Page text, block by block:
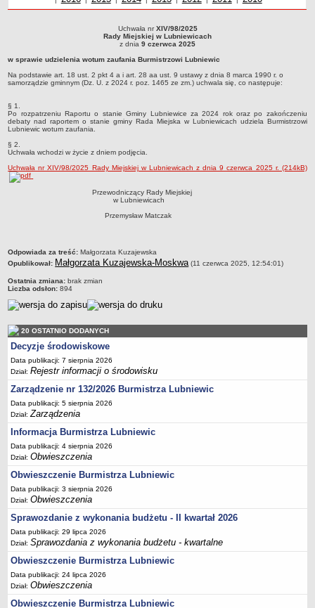
Współpraca zagraniczna
Aktualności
KOMUNIKATY
Drogi
Energia elektryczna
Meteorologiczne
Wodociągi - ocena jakości wody
URZĄD MIEJSKI
Dane adresowe
Burmistrz Lubniewic
Zastępca Burmistrza Lubniewic
Skarbnik Gminy
Informacja turystyczna
Regulamin i schemat organizacyjny
Przewodnik po urzędzie
Kodeks etyczny
Oświadczenia majątkowe
Raporty
RADA MIEJSKA
Dyżury Przewodniczącego Rady Miejskiej
Transmisja z obrad sesji
Zadania i uprawnienia
Skład Rady Miejskiej
Plan pracy Rady Miejskiej
Terminy posiedzeń Rady
Głosowania
Uchwała nr XIV/98/2025Rady Miejskiej w Lubniewicachz dnia 9 czerwca 2025w
sprawie udzielenia wotum zaufania Burmistrzowi LubniewicNa podstawie art. 18
gminnym (Dz. U. z 2024 r. poz. 1465 ze zm.) uchwala się, co następuje:
Uchwała nrXIV/98/2025
Rady Miejskiej w Lubniewicach
z dnia 9 czerwca 2025
w sprawie udzielenia wotum zaufania Burmistrzowi Lubniewic
Na podstawie art. 18 ust. 2 pkt 4 a i art. 28 aa ust. 9 ustawy z dnia 8 marca 1990 r. o
samorządzie gminnym (Dz. U. z 2024 r. poz. 1465 ze zm.) uchwala się, co następuje:
§ 1.
Po rozpatrzeniu Raportu o stanie Gminy Lubniewice za 2024 rok oraz po zakończeniu
debaty nad raportem o stanie gminy Rada Miejska w Lubniewicach udziela Burmistrzowi
Lubniewic wotum zaufania.
§ 2.
Uchwała wchodzi w życie z dniem podjęcia.
Uchwała nr XIV/98/2025 Rady Miejskiej w Lubniewicach z dnia 9 czerwca 2025 r. (214kB)
Przewodniczący Rady Miejskiej
w Lubniewicach
Przemysław Matczak
metryczka
Odpowiada za treść: Małgorzata Kuzajewska
Opublikował: Małgorzata Kuzajewska-Moskwa (11 czerwca 2025, 12:54:01)
Ostatnia zmiana: brak zmian
Liczba odsłon: 894
20 OSTATNIO DODANYCH
Decyzje środowiskowe
Data publikacji: 7 sierpnia 2026
Dział:Rejestr informacji o środowisku
Zarządzenie nr 132/2026 Burmistrza Lubniewic
Data publikacji: 5 sierpnia 2026
Dział:Zarządzenia
Informacja Burmistrza Lubniewic
Data publikacji: 4 sierpnia 2026
Dział:Obwieszczenia
Obwieszczenie Burmistrza Lubniewic
Data publikacji: 3 sierpnia 2026
Dział:Obwieszczenia
Sprawozdanie z wykonania budżetu - II kwartał 2026
Data publikacji: 29 lipca 2026
Dział:Sprawozdania z wykonania budżetu - kwartalne
Obwieszczenie Burmistrza Lubniewic
Data publikacji: 24 lipca 2026
Dział:Obwieszczenia
Obwieszczenie Burmistrza Lubniewic